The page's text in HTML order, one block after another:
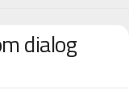
dialog